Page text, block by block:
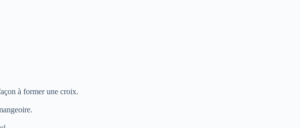
à former une croix.